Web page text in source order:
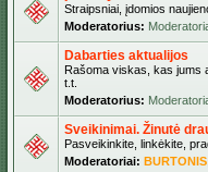
Straipsniai, įdomios
Moderatorius:
Dabarties aktualijos
Rašoma viskas, kas jums
t.t.
Moderatorius:
Sveikinimai. Žinutė
Pasveikinkite, linkėkite,
Moderatoriai: BURTONIS